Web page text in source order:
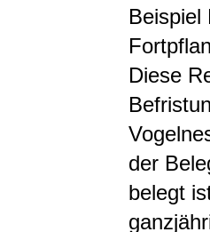
Beispiel
Diese
der
belegt